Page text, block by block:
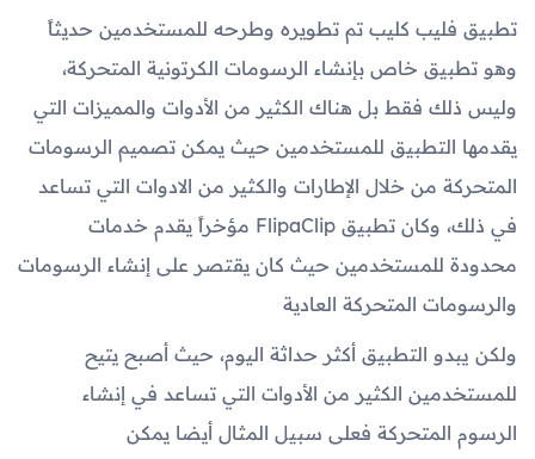
تطبيق فليب كليب تم تطويره وطرحه للمستخدمين حديثاً
وهو تطبيق خاص بإنشاء الرسومات الكرتونية المتحركة،
وليس ذلك فقط بل هناك الكثير من الأدوات والمميزات التي
يقدمها التطبيق للمستخدمين حيث يمكن تصميم الرسومات
المتحركة من خلال الإطارات والكثير من الادوات التي تساعد
في ذلك، وكان تطبيق FlipaClip مؤخراً يقدم خدمات
محدودة للمستخدمين حيث كان يقتصر على إنشاء الرسومات
والرسومات المتحركة العادية
ولكن يبدو التطبيق أكثر حداثة اليوم، حيث أصبح يتيح
للمستخدمين الكثير من الأدوات التي تساعد في إنشاء
الرسوم المتحركة فعلى سبيل المثال أيضا يمكن